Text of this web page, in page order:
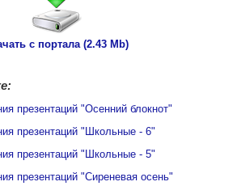
с портала (2.43 Mb)
презентаций "Осенний блокнот"
презентаций "Школьные - 6"
презентаций "Школьные - 5"
презентаций "Сиреневая осень"